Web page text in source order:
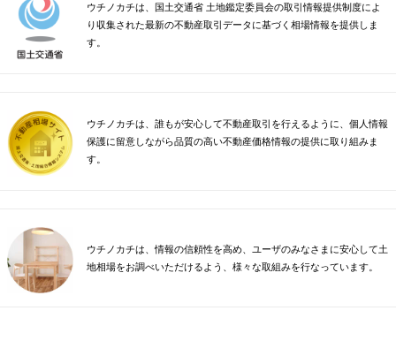
ウチノカチは、国土交通省 土地鑑定委員会の取引情報提供制度によ
り収集された最新の不動産取引データに基づく相場情報を提供しま
す。
ウチノカチは、誰もが安心して不動産取引を行えるように、個人情報
保護に留意しながら品質の高い不動産価格情報の提供に取り組みま
す。
ウチノカチは、情報の信頼性を高め、ユーザのみなさまに安心して土
地相場をお調べいただけるよう、様々な取組みを行なっています。